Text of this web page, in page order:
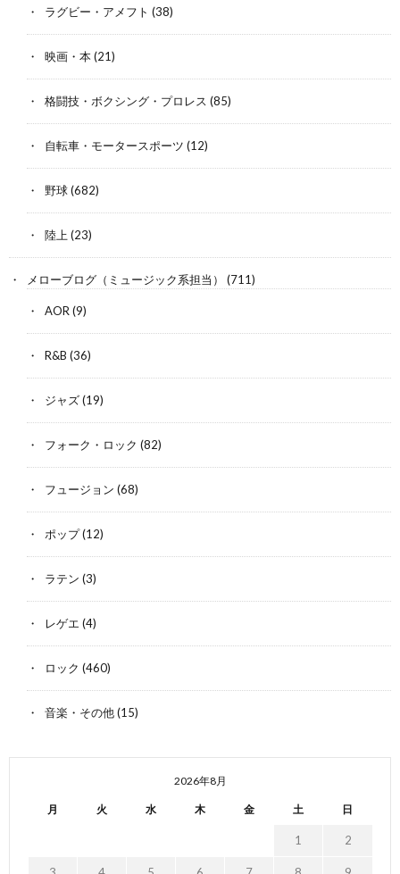
ラグビー・アメフト (38)
映画・本(21)
格闘技・ボクシング・プロレス (85)
自転車・モータースポーツ (12)
野球(682)
陸上(23)
メローブログ（ミュージック系担当） (711)
AOR(9)
R&B (36)
ジャズ(19)
フォーク・ロック (82)
フュージョン (68)
ポップ(12)
ラテン (3)
レゲエ (4)
ロック (460)
音楽・その他(15)
2026年8月
月 火 水 木 金 土 日
1 2